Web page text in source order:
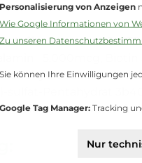
Vitamin A
5.000mcg,
3b605 und
sulfat-Pentahydrat
Personalisierung von Anzeigen
Wie Google Informationen von
Zu unseren
Sie können Ihre Einwilligungen
Google Tag Manager: Tracking
Nur